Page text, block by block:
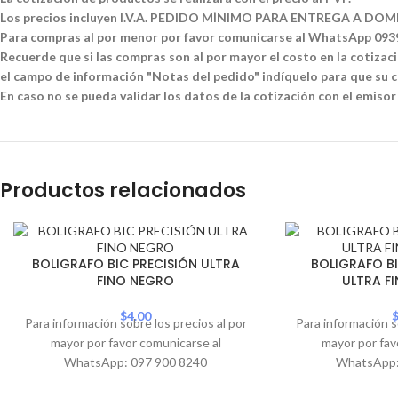
Los precios incluyen I.V.A. PEDIDO MÍNIMO PARA ENTREGA A
Para compras al por menor por favor comunicarse al WhatsApp
Recuerde que si las compras son al por mayor el costo en la
el campo de información "Notas del pedido" indíquelo para que
En caso no se pueda validar los datos de la cotización con el
Productos relacionados
BOLIGRAFO BIC PRECISIÓN ULTRA
FINO NEGRO
$4.00
Para información sobre los precios al por
mayor por favor comunicarse al
WhatsApp: 097 900 8240
BOLIGRAFO
ULTRA
$
Para información
mayor por